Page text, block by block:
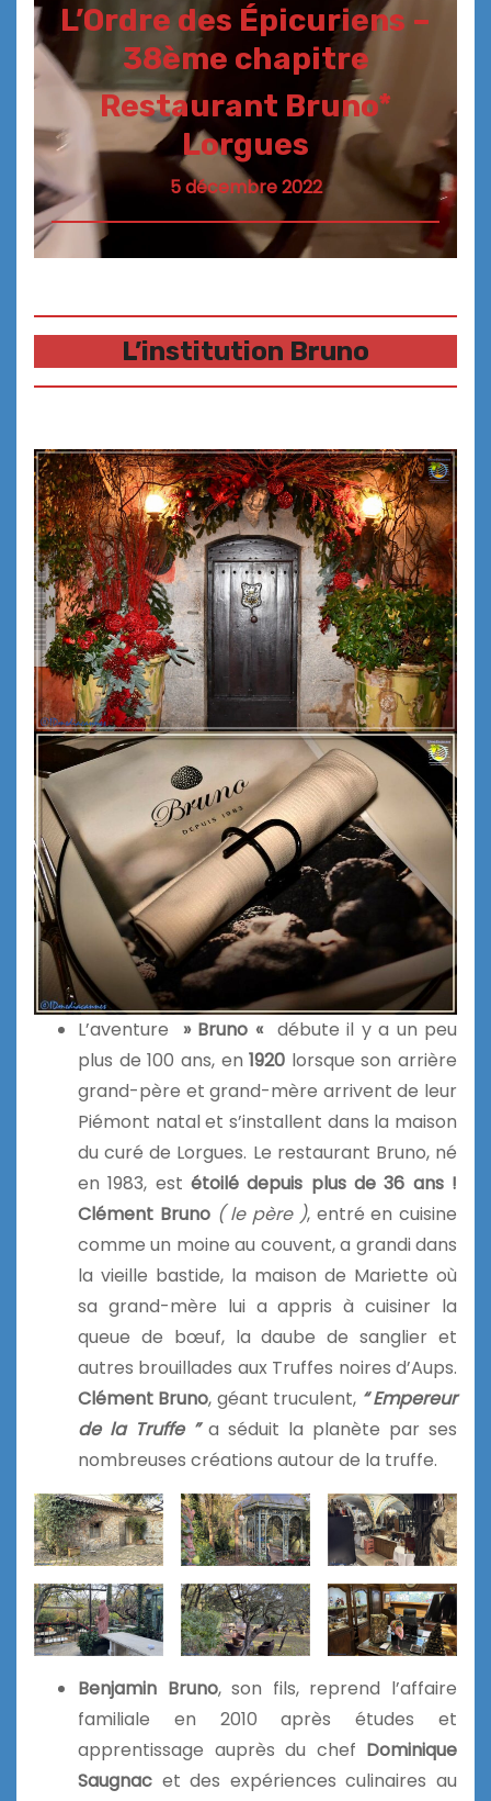
L’Ordre des Épicuriens –
38ème chapitre
Restaurant Bruno*
Lorgues
5 décembre 2022
L’institution Bruno
L’aventure » Bruno « débute il y a un peu
plus de 100 ans, en1920 lorsque son arrière
grand-père et grand-mère arrivent de leur
Piémont natal et s’installent dans la maison
du curé de Lorgues. Le restaurant Bruno, né
en 1983, est étoilé depuis plus de 36 ans !
Clément Bruno ( le père ), entré en cuisine
comme un moine au couvent, a grandi dans
la vieille bastide, la maison de Mariette où
sa grand-mère lui a appris à cuisiner la
queue de bœuf, la daube de sanglier et
autres brouillades aux Truffes noires d’Aups.
Clément Bruno, géant truculent, “ Empereur
de la Truffe ” a séduit la planète par ses
nombreuses créations autour de la truffe.
Benjamin Bruno, son fils, reprend l’affaire
familiale en 2010 après études et
apprentissage auprès du chef Dominique
Saugnac et des expériences culinaires au